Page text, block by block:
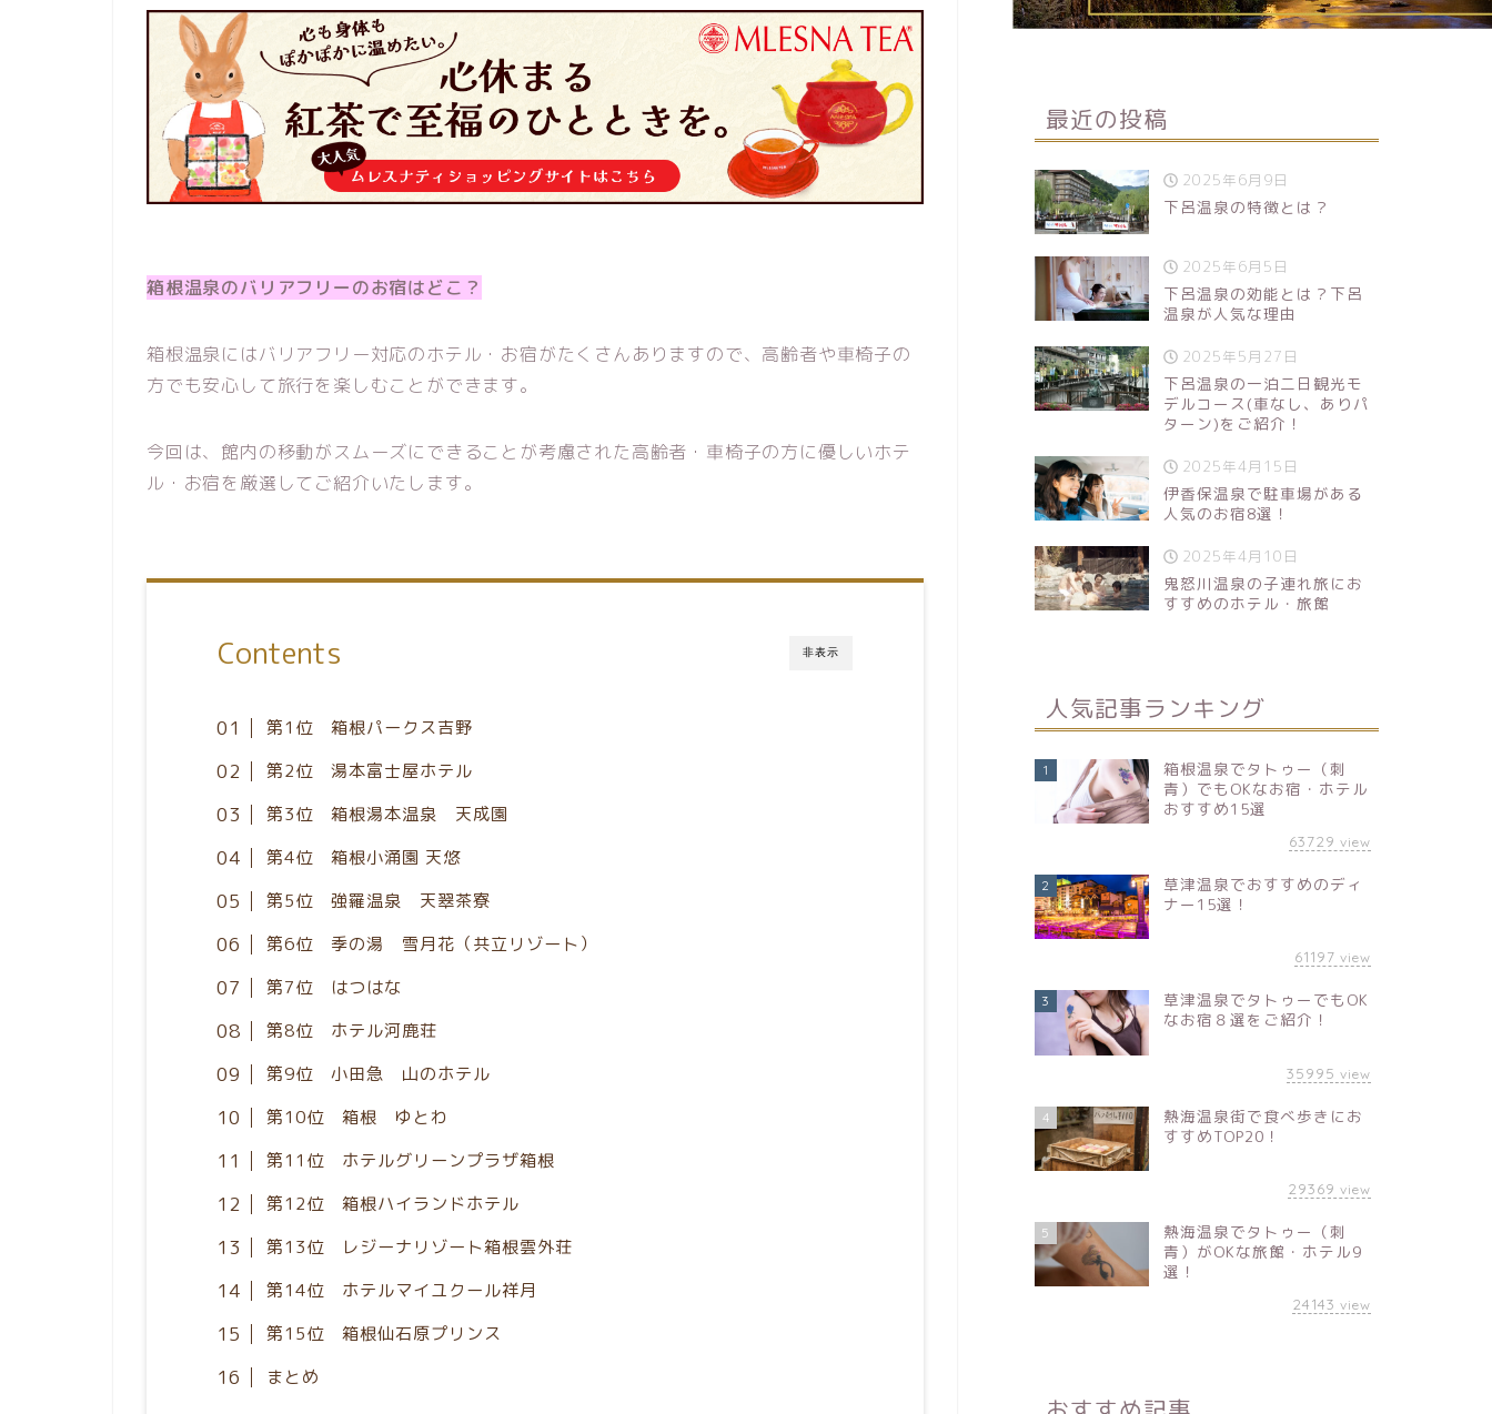
箱根温泉のバリアフリーのお宿はどこ？
箱根温泉にはバリアフリー対応のホテル・お宿がたくさんありますので、高齢者や車椅子の
方でも安心して旅行を楽しむことができます。
今回は、館内の移動がスムーズにできることが考慮された高齢者・車椅子の方に優しいホテ
ル・お宿を厳選してご紹介いたします。
非表示
Contents
第1位 箱根パークス吉野
第2位 湯本富士屋ホテル
第3位 箱根湯本温泉 天成園
第4位 箱根小涌園 天悠
第5位 強羅温泉 天翠茶寮
第6位 季の湯 雪月花（共立リゾート）
第7位 はつはな
第8位 ホテル河鹿荘
第9位 小田急 山のホテル
第10位 箱根 ゆとわ
第11位 ホテルグリーンプラザ箱根
第12位 箱根ハイランドホテル
第13位 レジーナリゾート箱根雲外荘
第14位 ホテルマイユクール祥月
第15位 箱根仙石原プリンス
まとめ
最近の投稿
2025年6月9日
下呂温泉の特徴とは？
2025年6月5日
下呂温泉の効能とは？下呂
温泉が人気な理由
2025年5月27日
下呂温泉の一泊二日観光モ
デルコース(車なし、ありパ
ターン)をご紹介！
2025年4月15日
伊香保温泉で駐車場がある
人気のお宿8選！
2025年4月10日
鬼怒川温泉の子連れ旅にお
すすめのホテル・旅館
人気記事ランキング
1
箱根温泉でタトゥー（刺
青）でもOKなお宿・ホテル
おすすめ15選
63729 view
2
草津温泉でおすすめのディ
ナー15選！
61197 view
3
草津温泉でタトゥーでもOK
なお宿８選をご紹介！
35995 view
4
熱海温泉街で食べ歩きにお
すすめTOP20！
29369 view
5
熱海温泉でタトゥー（刺
青）がOKな旅館・ホテル9
選！
24143 view